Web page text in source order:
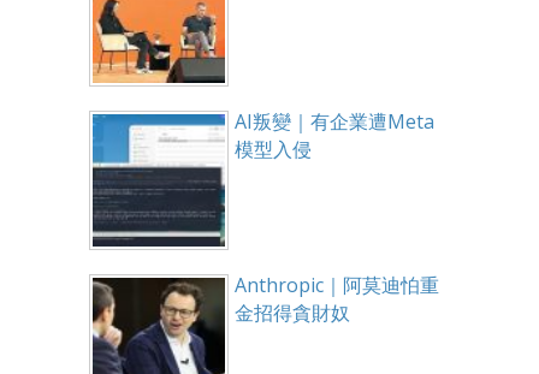
AI叛變｜有企業遭Meta
模型入侵
Anthropic｜阿莫迪怕重
金招得貪財奴